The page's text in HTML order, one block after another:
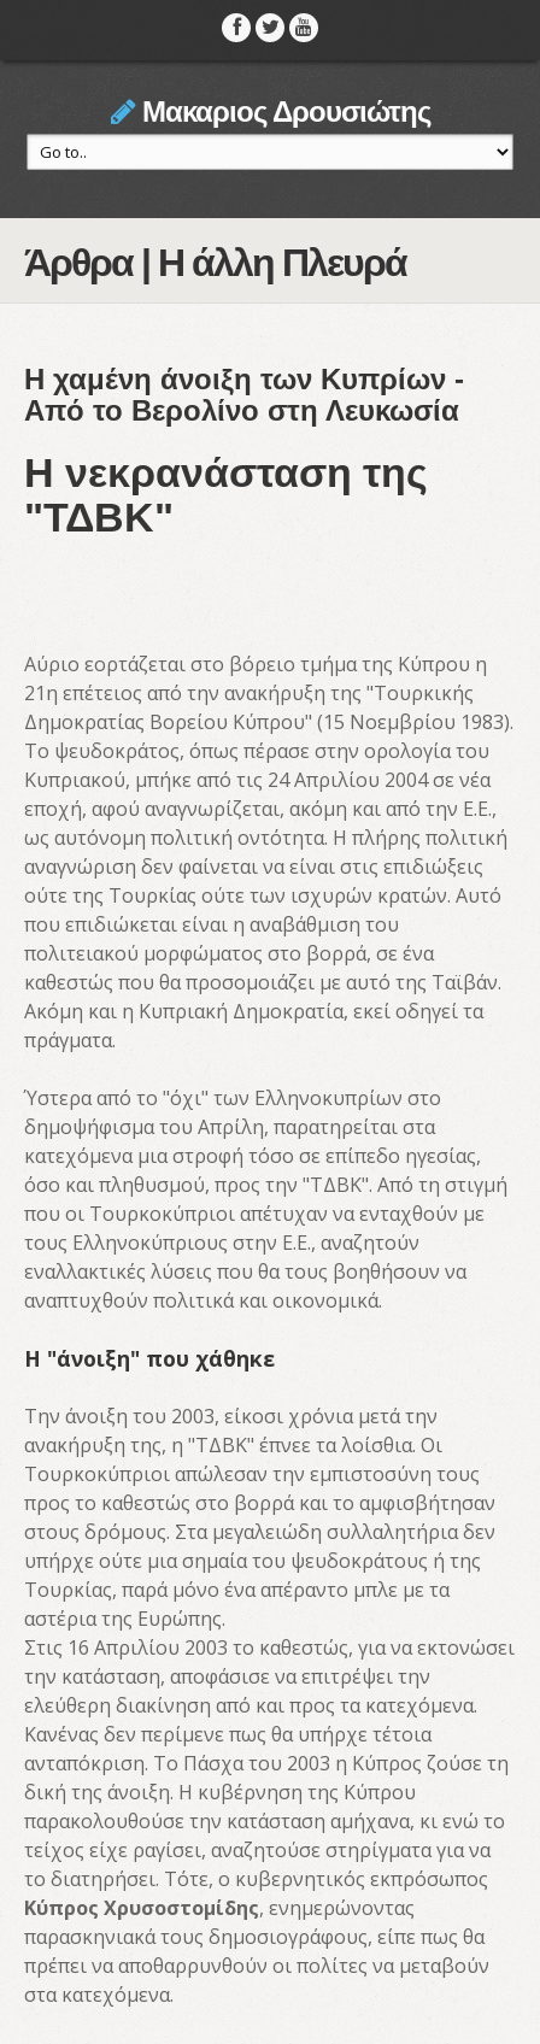
Μακαριος Δρουσιώτης
Άρθρα | Η άλλη Πλευρά
H χαμένη άνοιξη των Κυπρίων -
Από το Βερολίνο στη Λευκωσία
Η νεκρανάσταση της
"ΤΔΒΚ"
Αύριο εορτάζεται στο βόρειο τμήμα της Κύπρου η
21η επέτειος από την ανακήρυξη της "Τουρκικής
Δημοκρατίας Βορείου Κύπρου" (15 Νοεμβρίου 1983).
Το ψευδοκράτος, όπως πέρασε στην ορολογία του
Κυπριακού, μπήκε από τις 24 Απριλίου 2004 σε νέα
εποχή, αφού αναγνωρίζεται, ακόμη και από την Ε.Ε.,
ως αυτόνομη πολιτική οντότητα. Η πλήρης πολιτική
αναγνώριση δεν φαίνεται να είναι στις επιδιώξεις
ούτε της Τουρκίας ούτε των ισχυρών κρατών. Αυτό
που επιδιώκεται είναι η αναβάθμιση του
πολιτειακού μορφώματος στο βορρά, σε ένα
καθεστώς που θα προσομοιάζει με αυτό της Ταϊβάν.
Ακόμη και η Κυπριακή Δημοκρατία, εκεί οδηγεί τα
πράγματα.
Ύστερα από το "όχι" των Ελληνοκυπρίων στο
δημοψήφισμα του Απρίλη, παρατηρείται στα
κατεχόμενα μια στροφή τόσο σε επίπεδο ηγεσίας,
όσο και πληθυσμού, προς την "ΤΔΒΚ". Από τη στιγμή
που οι Τουρκοκύπριοι απέτυχαν να ενταχθούν με
τους Ελληνοκύπριους στην Ε.Ε., αναζητούν
εναλλακτικές λύσεις που θα τους βοηθήσουν να
αναπτυχθούν πολιτικά και οικονομικά.
Η "άνοιξη" που χάθηκε
Την άνοιξη του 2003, είκοσι χρόνια μετά την
ανακήρυξη της, η "ΤΔΒΚ" έπνεε τα λοίσθια. Οι
Τουρκοκύπριοι απώλεσαν την εμπιστοσύνη τους
προς το καθεστώς στο βορρά και το αμφισβήτησαν
στους δρόμους. Στα μεγαλειώδη συλλαλητήρια δεν
υπήρχε ούτε μια σημαία του ψευδοκράτους ή της
Τουρκίας, παρά μόνο ένα απέραντο μπλε με τα
αστέρια της Ευρώπης.
Στις 16 Απριλίου 2003 το καθεστώς, για να εκτονώσει
την κατάσταση, αποφάσισε να επιτρέψει την
ελεύθερη διακίνηση από και προς τα κατεχόμενα.
Κανένας δεν περίμενε πως θα υπήρχε τέτοια
ανταπόκριση. Το Πάσχα του 2003 η Κύπρος ζούσε τη
δική της άνοιξη. Η κυβέρνηση της Κύπρου
παρακολουθούσε την κατάσταση αμήχανα, κι ενώ το
τείχος είχε ραγίσει, αναζητούσε στηρίγματα για να
το διατηρήσει. Τότε, ο κυβερνητικός εκπρόσωπος
Κύπρος Χρυσοστομίδης, ενημερώνοντας
παρασκηνιακά τους δημοσιογράφους, είπε πως θα
πρέπει να αποθαρρυνθούν οι πολίτες να μεταβούν
στα κατεχόμενα.